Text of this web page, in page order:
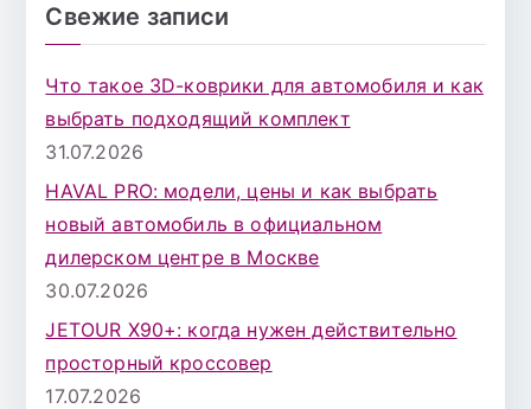
Свежие записи
Что такое 3D-коврики для автомобиля и как
выбрать подходящий комплект
31.07.2026
HAVAL PRO: модели, цены и как выбрать
новый автомобиль в официальном
дилерском центре в Москве
30.07.2026
JETOUR X90+: когда нужен действительно
просторный кроссовер
17.07.2026